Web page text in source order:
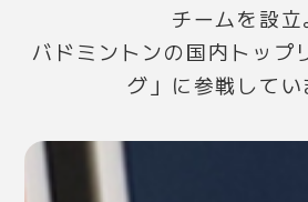
チームを設立
バドミントンの国内トップ
グ」に参戦してい